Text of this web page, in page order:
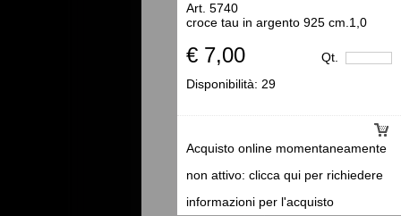
Art. 5740
croce tau in argento 925 cm.1,0
€ 7,00 Qt.
Acquisto online momentaneamente
non attivo: clicca qui per richiedere
informazioni per l'acquisto
Disponibilità: 29